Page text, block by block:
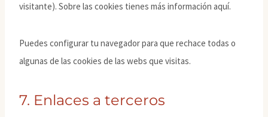
visitante). Sobre las cookies tienes más información aquí.
Puedes configurar tu navegador para que rechace todas o
algunas de las cookies de las webs que visitas.
7. Enlaces a terceros